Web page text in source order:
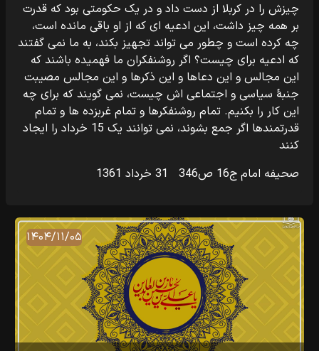
‎‏چیزش را در کربلا از دست داد و در یک حکومتی بود که قدرت
بر همه چیز داشت، این‏‎ ‎ادعیه ای که از او باقی مانده است،
چه کرده است و چطور می تواند تجهیز بکند، به ما‏‎ ‎‏نمی گفتند
که ادعیه برای چیست؟ اگر روشنفکران ما فهمیده باشند که
این مجالس و این‏‎ ‎‏دعاها و این ذکرها و این مجالس مصیبت
جنبۀ سیاسی و اجتماعی اش چیست، نمی گویند‏‎ ‎‏که برای چه
این کار را بکنیم. تمام روشنفکرها و تمام غربزده ها و تمام
قدرتمندها اگر‏‎ ‎‏جمع بشوند، نمی توانند یک 15 خرداد را ایجاد
کنند
صحیفه امام ج16 ص346 31 خرداد 1361
۱۴۰۴/۱۱/۰۵